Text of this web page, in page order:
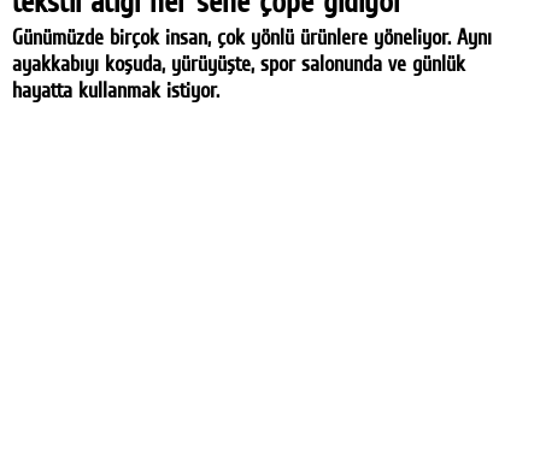
Günümüzde birçok insan, çok yönlü ürünlere yöneliyor. Aynı
ayakkabıyı koşuda, yürüyüşte, spor salonunda ve günlük
hayatta kullanmak istiyor.